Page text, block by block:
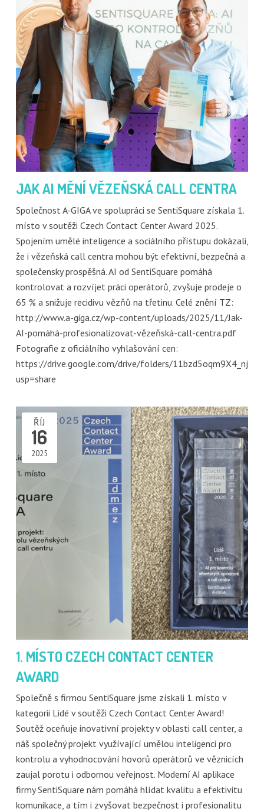
JAK AI MĚNÍ VĚZEŇSKÁ CALL CENTRA
Společnost A-GIGA ve spolupráci se SentiSquare získala 1.
místo v soutěži Czech Contact Center Award 2025.
Spojením umělé inteligence a sociálního přístupu dokázali,
že i vězeňská call centra mohou být efektivní, bezpečná a
společensky prospěšná. AI od SentiSquare pomáhá
kontrolovat a rozvíjet práci operátorů, zvyšuje prodeje o
65 % a snižuje recidivu vězňů na třetinu. Celé znění TZ:
http://www.a-giga.cz/wp-content/uploads/2025/11/Jak-
AI-pomáhá-profesionalizovat-vězeňská-call-centra.pdf
Fotografie z oficiálního vyhlašování cen:
https://drive.google.com/drive/folders/
usp=share
1. MÍSTO CZECH CONTACT CENTER
AWARD
ŘÍJ
16
2025
Společně s firmou SentiSquare jsme získali 1. místo v
kategorii Lidé v soutěži Czech Contact Center Award!
Soutěž oceňuje inovativní projekty v oblasti call center, a
náš společný projekt využívající umělou inteligenci pro
kontrolu a vyhodnocování hovorů operátorů ve věznicích
zaujal porotu i odbornou veřejnost. Moderní AI aplikace
firmy SentiSquare nám pomáhá hlídat kvalitu a efektivitu
komunikace, a tím i zvyšovat bezpečnost i profesionalitu